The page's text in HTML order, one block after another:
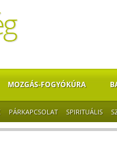
MOZGÁS-FOGYÓKÚRA
PÁRKAPCSOLAT SPIRITUÁLIS